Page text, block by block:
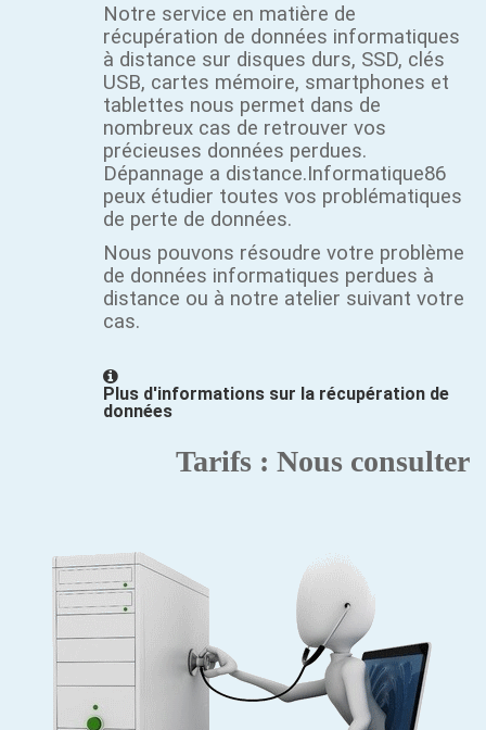
Notre service en matière de
récupération de données informatiques
à distance sur disques durs, SSD, clés
USB, cartes mémoire, smartphones et
tablettes nous permet dans de
nombreux cas de retrouver vos
précieuses données perdues.
Dépannage a distance.Informatique86
peux étudier toutes vos problématiques
de perte de données.
Nous pouvons résoudre votre problème
de données informatiques perdues à
distance ou à notre atelier suivant votre
cas.
Plus d'informations sur la récupération de
données
Tarifs : Nous consulter